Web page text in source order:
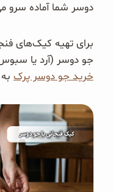
دوسر شما آماده
برای تهیه کیک‌های
جو دوسر (آرد یا
خرید جو دوسر پرک